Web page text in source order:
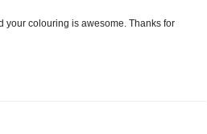
your colouring is awesome. Thanks for